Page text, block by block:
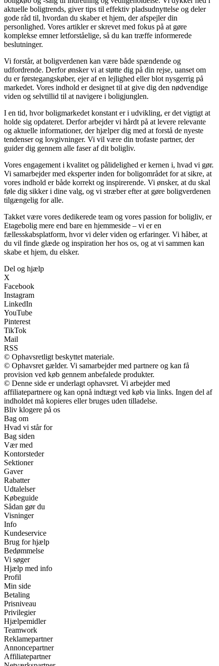
aktuelle boligtrends, giver tips til effektiv pladsudnyttelse og deler
gode råd til, hvordan du skaber et hjem, der afspejler din
personlighed. Vores artikler er skrevet med fokus på at gøre
komplekse emner letforståelige, så du kan træffe informerede
beslutninger.
Vi forstår, at boligverdenen kan være både spændende og
udfordrende. Derfor ønsker vi at støtte dig på din rejse, uanset om
du er førstegangskøber, ejer af en lejlighed eller blot nysgerrig på
markedet. Vores indhold er designet til at give dig den nødvendige
viden og selvtillid til at navigere i boligjunglen.
I en tid, hvor boligmarkedet konstant er i udvikling, er det vigtigt at
holde sig opdateret. Derfor arbejder vi hårdt på at levere relevante
og aktuelle informationer, der hjælper dig med at forstå de nyeste
tendenser og lovgivninger. Vi vil være din trofaste partner, der
guider dig gennem alle faser af dit boligliv.
Vores engagement i kvalitet og pålidelighed er kernen i, hvad vi gør.
Vi samarbejder med eksperter inden for boligområdet for at sikre, at
vores indhold er både korrekt og inspirerende. Vi ønsker, at du skal
føle dig sikker i dine valg, og vi stræber efter at gøre boligverdenen
tilgængelig for alle.
Takket være vores dedikerede team og vores passion for boligliv, er
Etagebolig mere end bare en hjemmeside – vi er en
fællesskabsplatform, hvor vi deler viden og erfaringer. Vi håber, at
du vil finde glæde og inspiration her hos os, og at vi sammen kan
skabe et hjem, du elsker.
Del og hjælp
X
Facebook
Instagram
LinkedIn
YouTube
Pinterest
TikTok
Mail
RSS
© Ophavsretligt beskyttet materiale.
© Ophavsret gælder. Vi samarbejder med partnere og kan få
provision ved køb gennem anbefalede produkter.
© Denne side er underlagt ophavsret. Vi arbejder med
affiliatepartnere og kan opnå indtægt ved køb via links. Ingen del af
indholdet må kopieres eller bruges uden tilladelse.
Bliv klogere på os
Bag om
Hvad vi står for
Bag siden
Vær med
Kontorsteder
Sektioner
Gaver
Rabatter
Udtalelser
Købeguide
Sådan gør du
Visninger
Info
Kundeservice
Brug for hjælp
Bedømmelse
Vi søger
Hjælp med info
Profil
Min side
Betaling
Prisniveau
Privilegier
Hjælpemidler
Teamwork
Reklamepartner
Annoncepartner
Affiliatepartner